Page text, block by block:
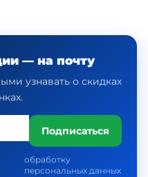
— на почту
узнавать о скидках
Подписаться
обработку
персональных данных